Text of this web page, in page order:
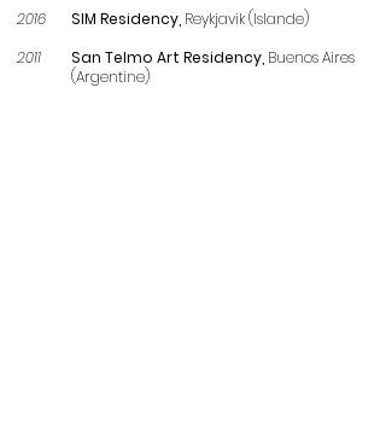
SIM Residency, Reykjavik (Islande)
San Telmo Art Residency, Buenos Aires
(Argentine)
2016
2011